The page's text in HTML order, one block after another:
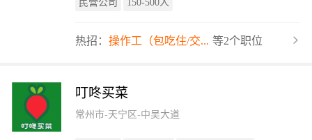
民营公司 150-500人
热招： 操作工（包吃住/交... 等2个职位
叮咚买菜
常州市-天宁区-中吴大道